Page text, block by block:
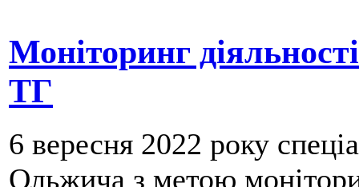
Моніторинг
ТГ
6 вересня 2022 року
Ольжича з метою